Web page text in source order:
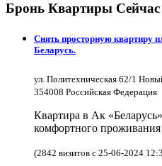
Бронь Квартиры Сейчас
Снять просторную квартиру
Беларусь.
ул. Политехническая 62/1
354008 Российская Федерация
Квартира в Ак
комфортного
(2842 визитов с 25-06-2024